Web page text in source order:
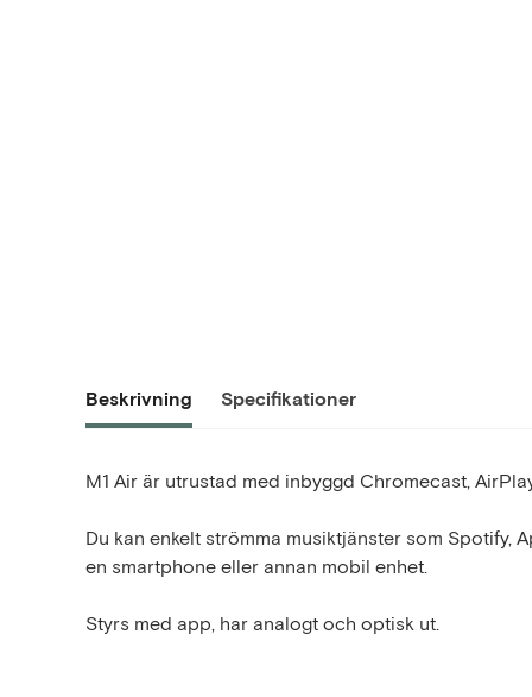
Beskrivning Specifikationer
M1 Air är utrustad med inbyggd Chromecast,
Du kan enkelt strömma musiktjänster som
en smartphone eller annan mobil enhet.
Styrs med app, har analogt och optisk ut.